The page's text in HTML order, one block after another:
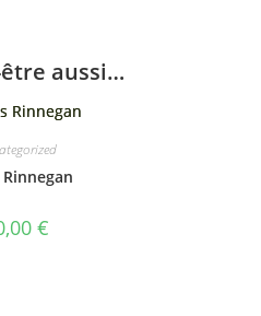
aussi…
€